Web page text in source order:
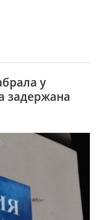
у
задержана